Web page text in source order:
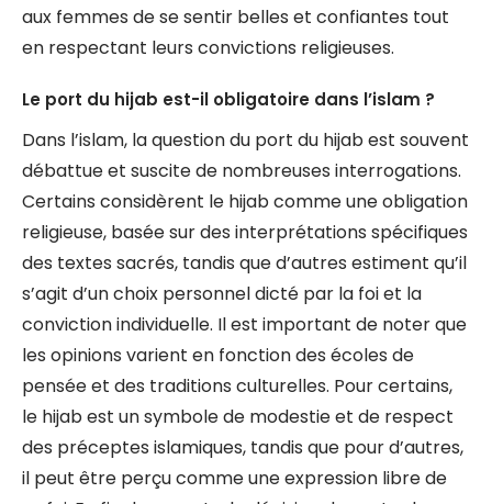
aux femmes de se sentir belles et confiantes tout
en respectant leurs convictions religieuses.
Le port du hijab est-il obligatoire dans l’islam ?
Dans l’islam, la question du port du hijab est souvent
débattue et suscite de nombreuses interrogations.
Certains considèrent le hijab comme une obligation
religieuse, basée sur des interprétations spécifiques
des textes sacrés, tandis que d’autres estiment qu’il
s’agit d’un choix personnel dicté par la foi et la
conviction individuelle. Il est important de noter que
les opinions varient en fonction des écoles de
pensée et des traditions culturelles. Pour certains,
le hijab est un symbole de modestie et de respect
des préceptes islamiques, tandis que pour d’autres,
il peut être perçu comme une expression libre de